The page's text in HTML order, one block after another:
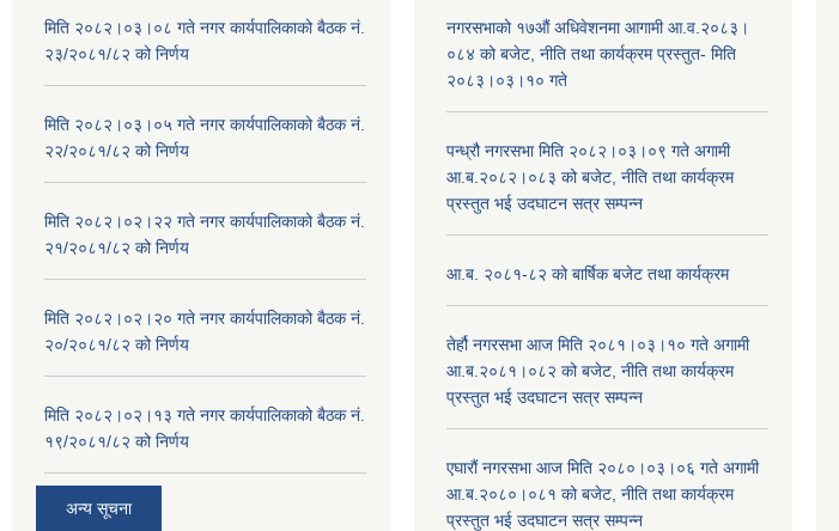
मिति २०८२।०३।०८ गते नगर कार्यपालिकाको बैठक नं.
२३/२०८१/८२ को निर्णय
मिति २०८२।०३।०५ गते नगर कार्यपालिकाको बैठक नं.
२२/२०८१/८२ को निर्णय
मिति २०८२।०२।२२ गते नगर कार्यपालिकाको बैठक नं.
२१/२०८१/८२ को निर्णय
मिति २०८२।०२।२० गते नगर कार्यपालिकाको बैठक नं.
२०/२०८१/८२ को निर्णय
मिति २०८२।०२।१३ गते नगर कार्यपालिकाको बैठक नं.
१९/२०८१/८२ को निर्णय
अन्य सूचना
नगरसभाको १७औं अधिवेशनमा आगामी आ.व.२०८३।
०८४ को बजेट, नीति तथा कार्यक्रम प्रस्तुत- मिति
२०८३।०३।१० गते
पन्ध्रौ नगरसभा मिति २०८२।०३।०९ गते अगामी
आ.ब.२०८२।०८३ को बजेट, नीति तथा कार्यक्रम
प्रस्तुत भई उदघाटन सत्र सम्पन्न
आ.ब. २०८१-८२ को बार्षिक बजेट तथा कार्यक्रम
तेर्हौ नगरसभा आज मिति २०८१।०३।१० गते अगामी
आ.ब.२०८१।०८२ को बजेट, नीति तथा कार्यक्रम
प्रस्तुत भई उदघाटन सत्र सम्पन्न
एघारौं नगरसभा आज मिति २०८०।०३।०६ गते अगामी
आ.ब.२०८०।०८१ को बजेट, नीति तथा कार्यक्रम
प्रस्तुत भई उदघाटन सत्र सम्पन्न